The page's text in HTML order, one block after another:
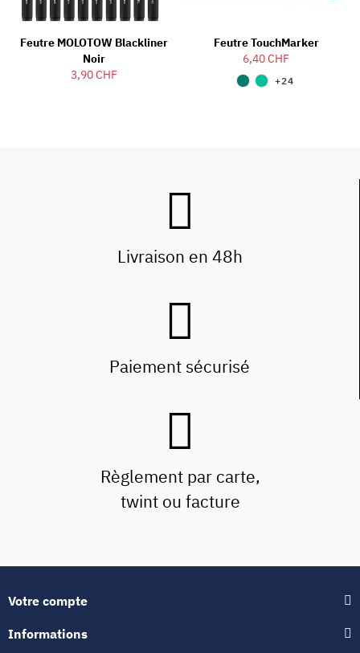
Feutre MOLOTOW Blackliner
Noir
3,90 CHF
Feutre TouchMarker
6,40 CHF
+24
Livraison en 48h
Paiement sécurisé
Règlement par carte,
twint ou facture
Votre compte
Informations